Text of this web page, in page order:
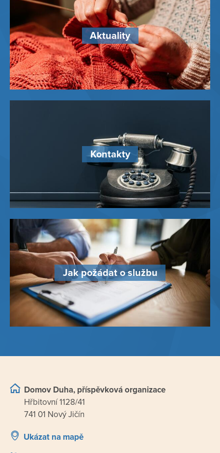
Aktuality
Kontakty
Jak požádat o službu
Domov Duha, příspěvková organizace
Hřbitovní 1128/41
741 01 Nový Jičín
Ukázat na mapě